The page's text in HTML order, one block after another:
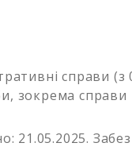
справи (з
зокрема
21.05.2025.